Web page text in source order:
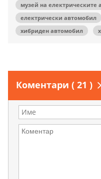
музей на електрическите
електрически автомобил
хибриден автомобил
Коментари ( 21 )